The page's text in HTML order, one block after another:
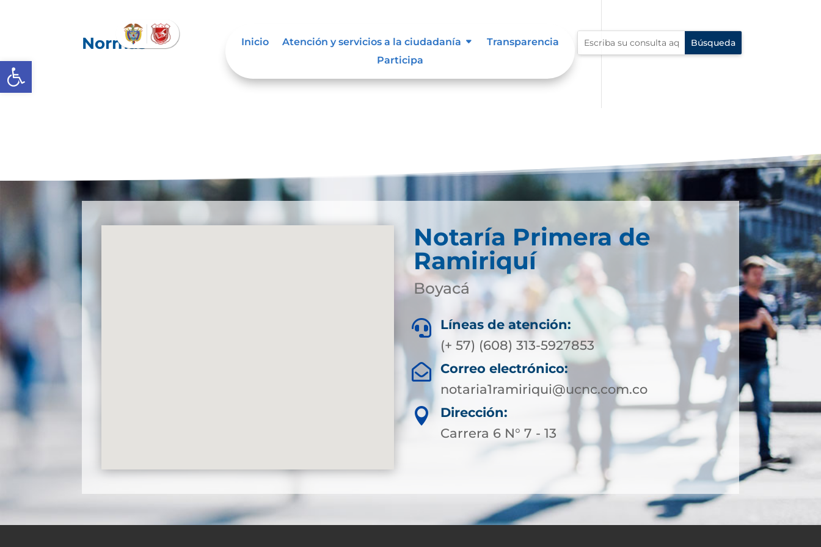
Abrir barra de herramientas
Inicio Atención y servicios a la ciudadanía
Transparencia
Participa
Normas
Notaría Primera de
Ramiriquí
Boyacá

Líneas de atención:
(+ 57) (608) 313-5927853

Correo electrónico:
notaria1ramiriqui@ucnc.com.co

Dirección:
Carrera 6 N° 7 - 13